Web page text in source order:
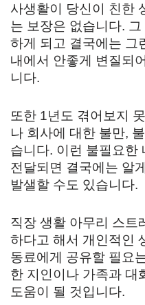
사생활이 당신이 친한
는 보장은 없습니다.
하게 되고 결국에는 그
내에서 안좋게 변질되
니다.
또한 1년도 겪어보지
나 회사에 대한 불만,
습니다. 이런 불필요한
전달되면 결국에는 알
발샐할 수도 있습니다.
직장 생활 아무리 스트
하다고 해서 개인적인
동료에게 공유할 필요
한 지인이나 가족과 대
도움이 될 것입니다.